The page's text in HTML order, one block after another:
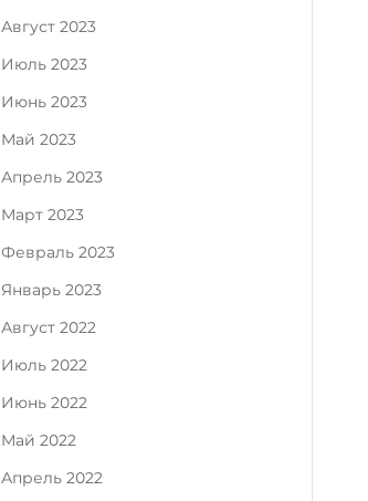
Август 2023
Июль 2023
Июнь 2023
Май 2023
Апрель 2023
Март 2023
Февраль 2023
Январь 2023
Август 2022
Июль 2022
Июнь 2022
Май 2022
Апрель 2022